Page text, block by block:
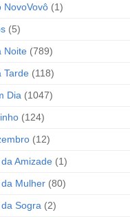
NovoVovô (1)
(5)
Noite (789)
Tarde (118)
Dia (1047)
(124)
(12)
Amizade (1)
da Mulher (80)
Sogra (2)